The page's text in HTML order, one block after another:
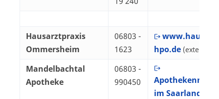
Hausarztpraxis
Ommersheim
06803 -
1623
hpo.de (extern)
Mandelbachtal
Apotheke
06803 -
990450
im Saarland